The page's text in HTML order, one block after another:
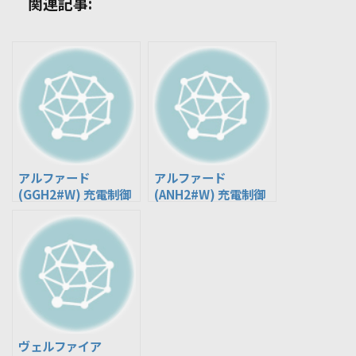
アルファード
(GGH2#W) 充電制御
ッケージ
アルファード
(ANH2#W) 充電制御
ヴェルファイア